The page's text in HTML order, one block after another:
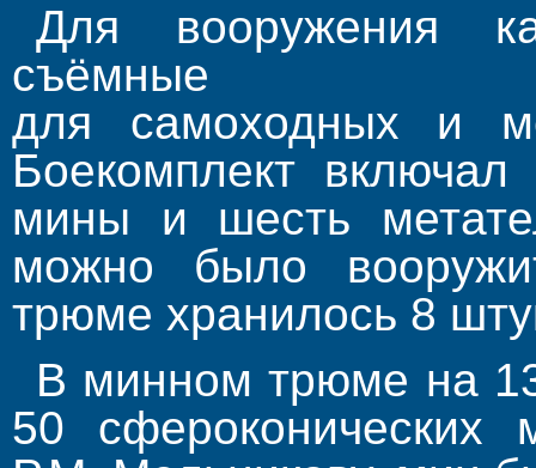
Для вооружения
для самоходных и
Боекомплект
мины и шесть
можно было
трюме хранилось 8
В минном трюме на
50 сфероконических